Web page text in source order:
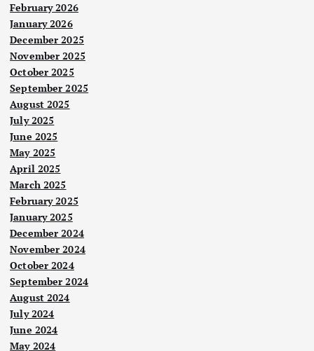
February 2026
January 2026
December 2025
November 2025
October 2025
September 2025
August 2025
July 2025
June 2025
May 2025
April 2025
March 2025
February 2025
January 2025
December 2024
November 2024
October 2024
September 2024
August 2024
July 2024
June 2024
May 2024
Nege
ri
Pok
ok
tum
ban
g:
Cari
jala